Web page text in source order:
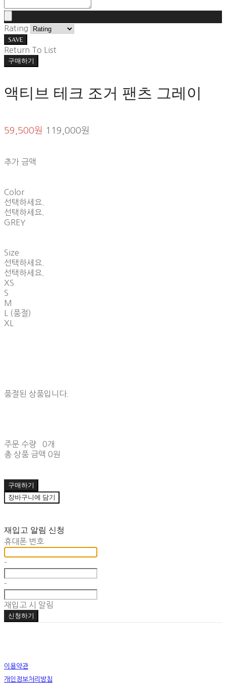
Rating
SAVE
Return To List
구매하기
액티브 테크 조거 팬츠 그레이
59,500원 119,000원
추가 금액
Color
선택하세요.
선택하세요.
GREY
Size
선택하세요.
선택하세요.
XS
S
M
L (품절)
XL
품절된 상품입니다.
주문 수량
0개
총 상품 금액 0원
구매하기
장바구니에 담기
재입고 알림 신청
휴대폰 번호
-
-
재입고 시 알림
신청하기
이용약관
개인정보처리방침